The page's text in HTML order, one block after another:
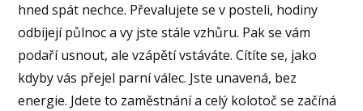
hned spát nechce. Převalujete se v posteli, hodiny
odbíjejí půlnoc a vy jste stále vzhůru. Pak se vám
podaří usnout, ale vzápětí vstáváte. Cítíte se, jako
kdyby vás přejel parní válec. Jste unavená, bez
energie. Jdete to zaměstnání a celý kolotoč se začíná